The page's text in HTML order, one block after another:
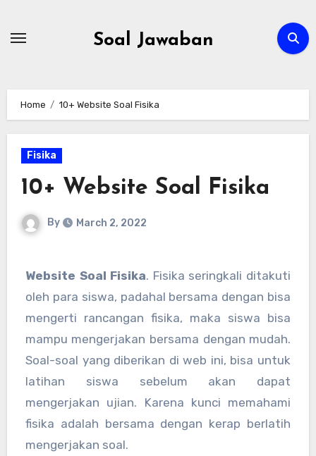
Soal Jawaban
Home 10+ Website Soal Fisika
Fisika
10+ Website Soal Fisika
By March 2, 2022
Website Soal Fisika. Fisika seringkali ditakuti
oleh para siswa, padahal bersama dengan bisa
mengerti rancangan fisika, maka siswa bisa
mampu mengerjakan bersama dengan mudah.
Soal-soal yang diberikan di web ini, bisa untuk
latihan siswa sebelum akan dapat
mengerjakan ujian. Karena kunci memahami
fisika adalah bersama dengan kerap berlatih
mengerjakan soal.